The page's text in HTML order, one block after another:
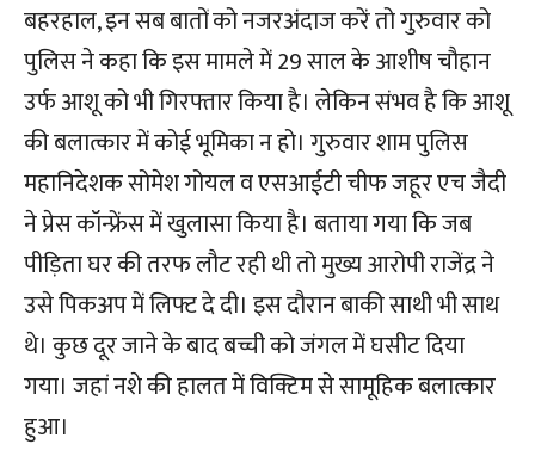
बहरहाल, इन सब बातों को नजरअंदाज करें तो गुरुवार को
पुलिस ने कहा कि इस मामले में 29 साल के आशीष चौहान
उर्फ आशू को भी गिरफ्तार किया है। लेकिन संभव है कि आशू
की बलात्कार में कोई भूमिका न हो। गुरुवार शाम पुलिस
महानिदेशक सोमेश गोयल व एसआईटी चीफ जहूर एच जैदी
ने प्रेस कॉन्फ्रेंस में खुलासा किया है। बताया गया कि जब
पीड़िता घर की तरफ लौट रही थी तो मुख्य आरोपी राजेंद्र ने
उसे पिकअप में लिफ्ट दे दी। इस दौरान बाकी साथी भी साथ
थे। कुछ दूर जाने के बाद बच्ची को जंगल में घसीट दिया
गया। जहां नशे की हालत में विक्टिम से सामूहिक बलात्कार
हुआ।